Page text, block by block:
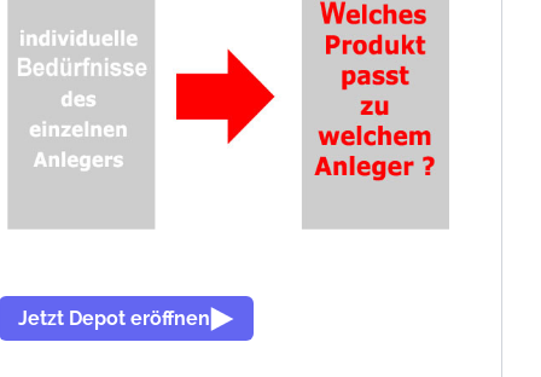
Jetzt Depot eröffnen